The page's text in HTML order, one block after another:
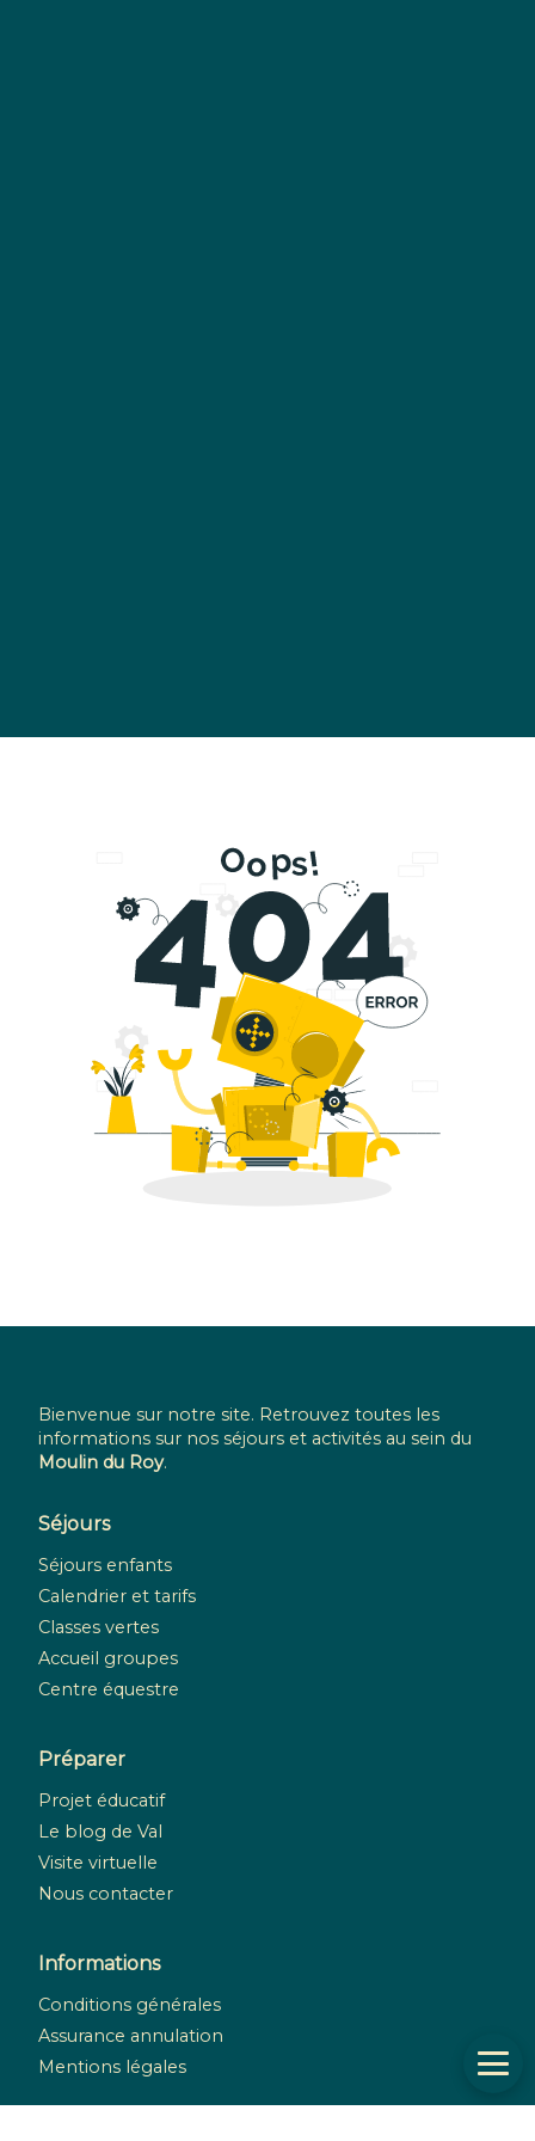
Bienvenue sur notre site. Retrouvez toutes les
informations sur nos séjours et activités au sein du
Moulin du Roy.
Séjours
Séjours enfants
Calendrier et tarifs
Classes vertes
Accueil groupes
Centre équestre
Préparer
Projet éducatif
Le blog de Val
Visite virtuelle
Nous contacter
Informations
Conditions générales
Assurance annulation
Mentions légales